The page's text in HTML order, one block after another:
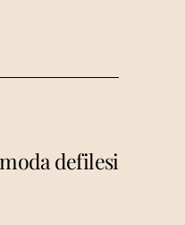
defilesi